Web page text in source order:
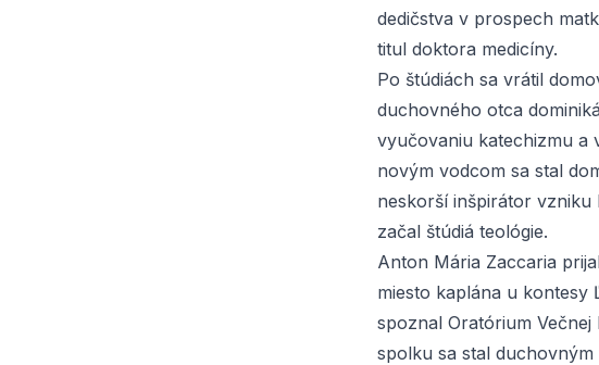
dedičstva v prospech
titul doktora medicíny.
Po štúdiách sa vrátil
duchovného otca
vyučovaniu katechizmu a
novým vodcom sa stal
neskorší inšpirátor vzniku
začal štúdiá teológie.
Anton Mária Zaccaria
miesto kaplána u kontesy
spoznal Oratórium
spolku sa stal